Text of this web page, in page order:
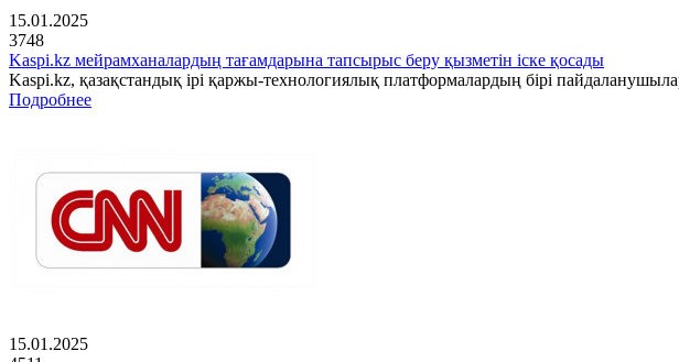
15.01.2025
3748
Kaspi.kz мейрамханалардың тағамдарына тапсырыс беру қызметін іске қосады
Kaspi.kz, қазақстандық ірі қаржы-технологиялық платформалардың бірі
Подробнее
15.01.2025